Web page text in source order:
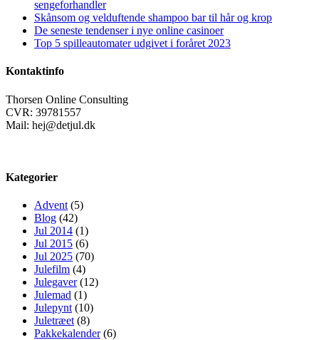
sengeforhandler
Skånsom og velduftende shampoo bar til hår og krop
De seneste tendenser i nye online casinoer
Top 5 spilleautomater udgivet i foråret 2023
Kontaktinfo
Thorsen Online Consulting
CVR: 39781557
Mail: hej@detjul.dk
Kategorier
Advent (5)
Blog (42)
Jul 2014 (1)
Jul 2015 (6)
Jul 2025 (70)
Julefilm (4)
Julegaver(12)
Julemad (1)
Julepynt (10)
Juletræet (8)
Pakkekalender(6)